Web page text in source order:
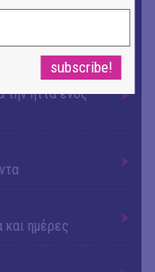
την ήττα ενός
ημέρες